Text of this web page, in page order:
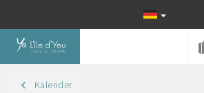
Kalender